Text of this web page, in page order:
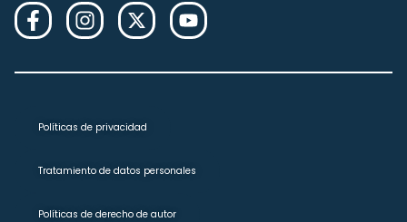
Políticas de privacidad
Tratamiento de datos personales
Políticas de derecho de autor